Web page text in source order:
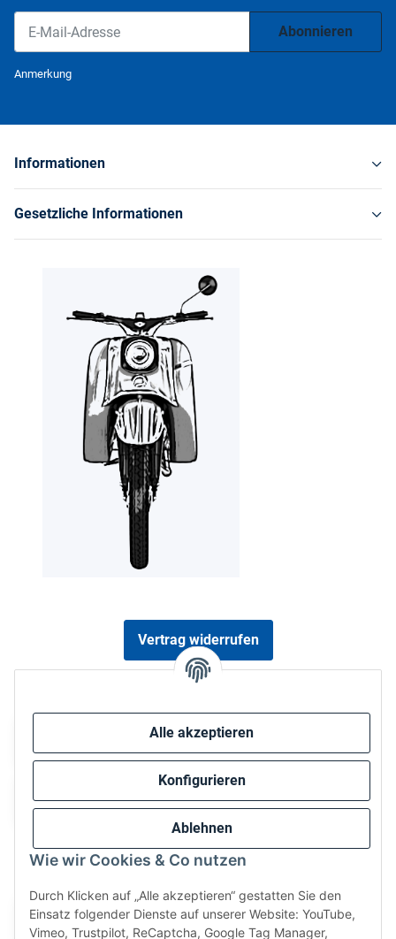
Alle akzeptieren
Konfigurieren
Ablehnen
Wie wir Cookies & Co nutzen
Durch Klicken auf „Alle akzeptieren“ gestatten Sie den
Einsatz folgender Dienste auf unserer Website: YouTube,
Vimeo, Trustpilot, ReCaptcha, Google Tag Manager,
Abonnieren
Anmerkung
Informationen
Gesetzliche Informationen
Vertrag widerrufen
Wir versenden via: